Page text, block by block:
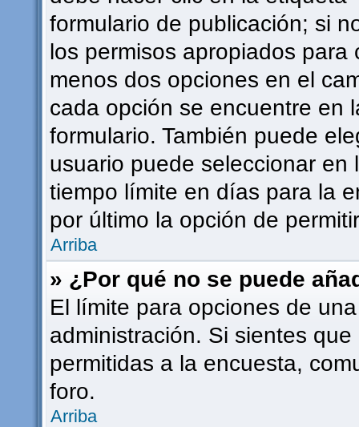
formulario de publicación; si
los permisos apropiados
menos dos opciones en el
cada opción se encuentre en
formulario. También puede
usuario puede seleccionar
tiempo límite en días para la
por último la opción de
Arriba
» ¿Por qué no se puede
El límite para opciones de
administración. Si sientes
permitidas a la encuesta,
foro.
Arriba